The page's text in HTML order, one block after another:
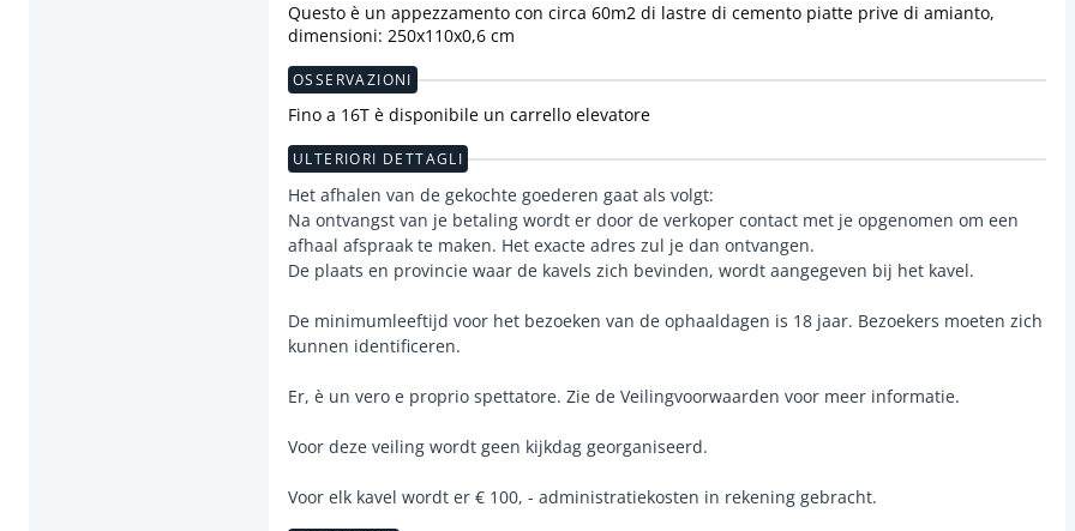
Questo è un appezzamento con circa 60m2 di lastre di cemento piatte prive di amianto,
dimensioni: 250x110x0,6 cm
OSSERVAZIONI
Fino a 16T è disponibile un carrello elevatore
ULTERIORI DETTAGLI
Het afhalen van de gekochte goederen gaat als volgt:
Na ontvangst van je betaling wordt er door de verkoper contact met je opgenomen om een
afhaal afspraak te maken. Het exacte adres zul je dan ontvangen.
De plaats en provincie waar de kavels zich bevinden, wordt aangegeven bij het kavel.
De minimumleeftijd voor het bezoeken van de ophaaldagen is 18 jaar. Bezoekers moeten zich
kunnen identificeren.
Er, è un vero e proprio spettatore. Zie de Veilingvoorwaarden voor meer informatie.
Voor deze veiling wordt geen kijkdag georganiseerd.
Voor elk kavel wordt er € 100, - administratiekosten in rekening gebracht.